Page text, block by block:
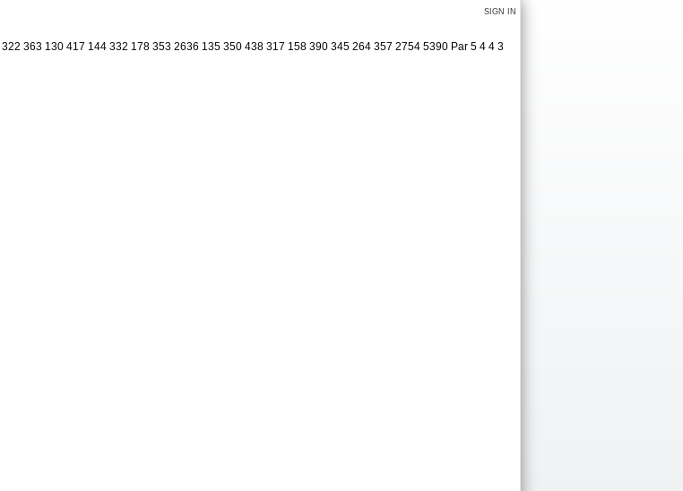
SIGN IN
363 130 417 144 332 178 353 2636 135 350 438 317 158 390 345 264 357 2754 5390 Par 5 4 4 3